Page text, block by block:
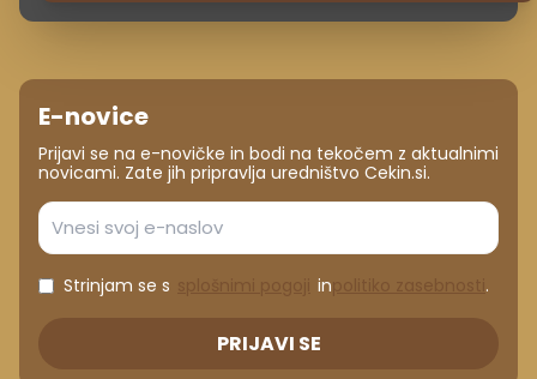
E-novice
Prijavi se na e-novičke in bodi na tekočem z aktualnimi
novicami. Zate jih pripravlja uredništvo Cekin.si.
Strinjam se s in .
PRIJAVI SE